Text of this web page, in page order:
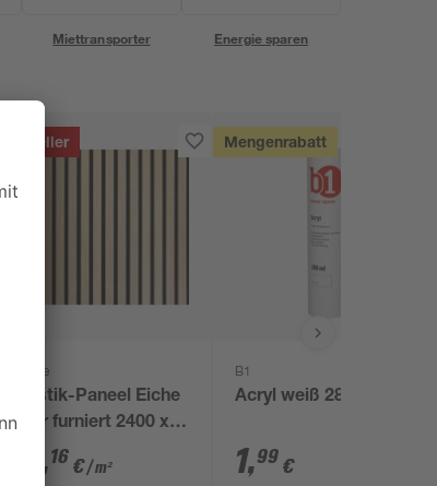
Miettransporter Energie sparen
Bestseller
Kosche
Akustik-Paneel Eiche
natur furniert 2400 x
561 x 19 mm
,16 €/ m²
Mengenrabatt
B1
Acryl weiß 280 ml
1,99 €